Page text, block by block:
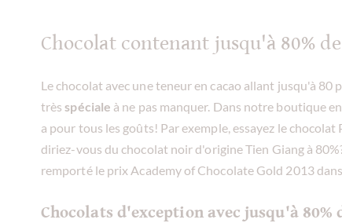
Chocolat contenant jusqu'à 80%
Le chocolat avec une teneur en cacao allant jusqu'à
trèsspéciale à ne pas manquer. Dans notre boutique
a pour tous les goûts! Par exemple, essayez le
diriez-vous du chocolat noir d'origine Tien Giang à
remporté le prix Academy of Chocolate Gold 2013
Chocolats d'exception avec jusqu'à 80%